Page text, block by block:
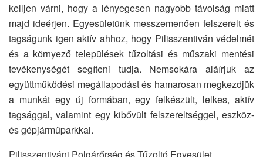
kelljen várni, hogy a lényegesen nagyobb távolság miatt
majd ideérjen. Egyesületünk messzemenően felszerelt és
tagságunk igen aktív ahhoz, hogy Pilisszentiván védelmét
és a környező települések tűzoltási és műszaki mentési
tevékenységét segíteni tudja. Nemsokára aláírjuk az
együttműködési megállapodást és hamarosan megkezdjük
a munkát egy új formában, egy felkészült, lelkes, aktív
tagsággal, valamint egy kibővült felszereltséggel, eszköz-
és gépjárműparkkal.
Pilisszentiváni Polgárőrség és Tűzoltó Egyesület